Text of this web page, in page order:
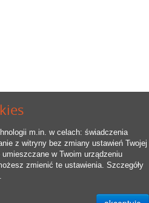
m.in. w celach: świadczenia
z witryny bez zmiany ustawień Twojej
w Twoim urządzeniu
zmienić te ustawienia. Szczegóły
.